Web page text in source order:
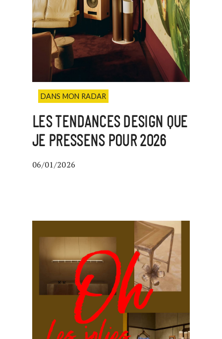
DANS MON RADAR
LES TENDANCES DESIGN QUE
JE PRESSENS POUR 2026
06/01/2026